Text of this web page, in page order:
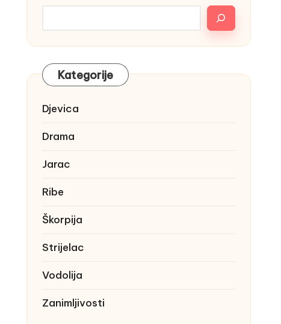
Kategorije
Djevica
Drama
Jarac
Ribe
Škorpija
Strijelac
Vodolija
Zanimljivosti